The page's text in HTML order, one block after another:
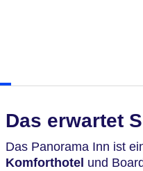
Das erwartet
Das Panorama Inn ist
Komforthotel und